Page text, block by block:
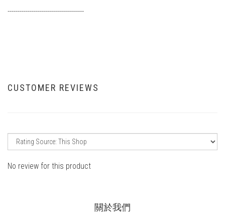
--------------------------------------
CUSTOMER REVIEWS
No review for this product
關於我們